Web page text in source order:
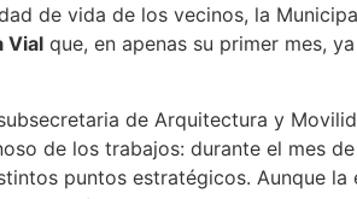
de vida de los vecinos, la
Vial que, en apenas su primer mes,
de Arquitectura y
de los trabajos: durante el mes
puntos estratégicos. Aunque la